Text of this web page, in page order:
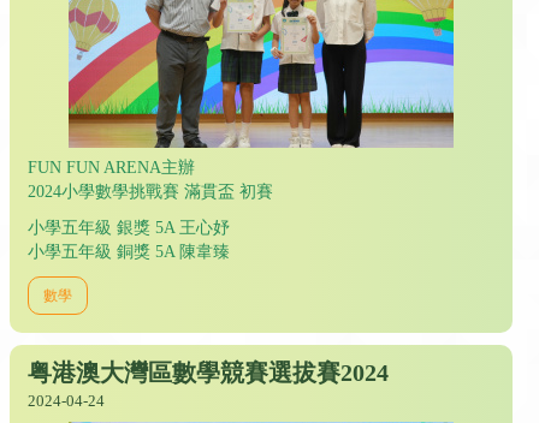
FUN FUN ARENA主辦
2024小學數學挑戰賽 滿貫盃 初賽
小學五年級 銀獎 5A 王心妤
小學五年級 銅獎 5A 陳韋臻
數學
粤港澳大灣區數學競賽選拔賽2024
2024-04-24